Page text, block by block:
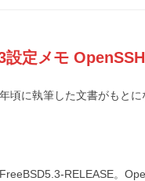
設定メモ OpenSSH
頃に執筆した文書がもとに
RELEASE。